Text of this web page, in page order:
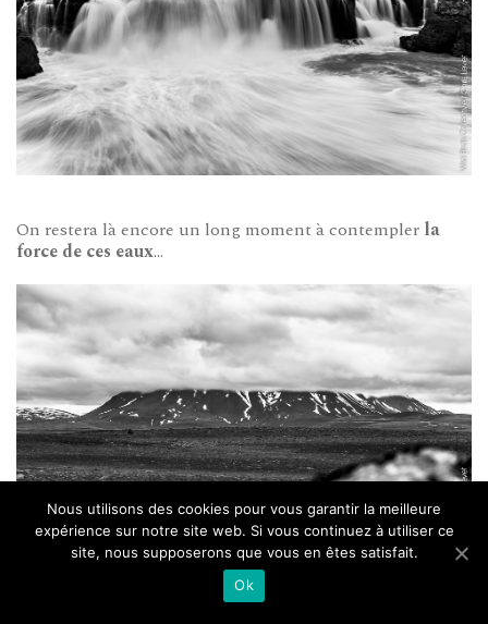
On restera là encore un long moment à contempler la
force de ces eaux…
Nous utilisons des cookies pour vous garantir la meilleure
expérience sur notre site web. Si vous continuez à utiliser ce
site, nous supposerons que vous en êtes satisfait.
Ok